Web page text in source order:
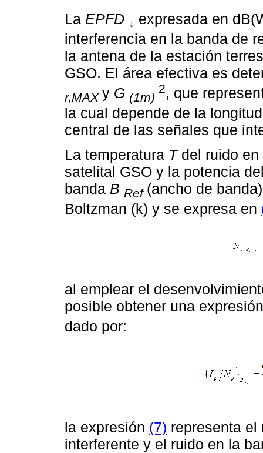
La EPFD ↓ expresada en
interferencia en la banda de
la antena de la estación
GSO. El área efectiva es
r,MAX y G (1m)
2, que
la cual depende de la
central de las señales que
La temperatura Tdel ruido en
satelital GSO y la potencia
banda B Ref (ancho de
Boltzman (k) y se expresa en
al emplear el
posible obtener una
dado por:
la expresión (7) representa el
interferente y el ruido en la